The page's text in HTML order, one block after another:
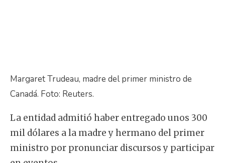
Margaret Trudeau, madre del primer ministro de
Canadá. Foto: Reuters.
La entidad admitió haber entregado unos 300
mil dólares a la madre y hermano del primer
ministro por pronunciar discursos y participar